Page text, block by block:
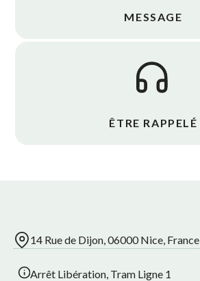
MESSAGE
ÊTRE RAPPELÉ
14 Rue de Dijon, 06000 Nice, France
Arrêt Libération, Tram Ligne 1